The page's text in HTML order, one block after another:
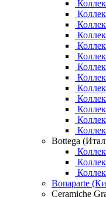
Bottega
Bonaparte
Ceramiche